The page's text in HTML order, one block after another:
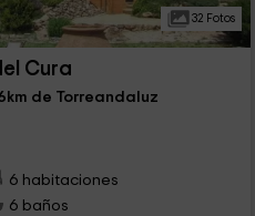
32 Fotos
Cura
de Torreandaluz
6 habitaciones
6 baños